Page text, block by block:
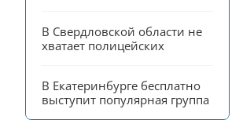
В Свердловской области не
хватает полицейских
В Екатеринбурге бесплатно
выступит популярная группа